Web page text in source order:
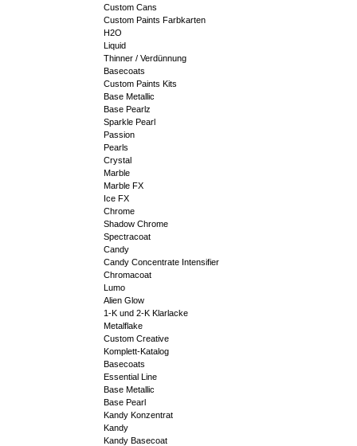
Custom Cans
Custom Paints Farbkarten
H2O
Liquid
Thinner / Verdünnung
Basecoats
Custom Paints Kits
Base Metallic
Base Pearlz
Sparkle Pearl
Passion
Pearls
Crystal
Marble
Marble FX
Ice FX
Chrome
Shadow Chrome
Spectracoat
Candy
Candy Concentrate Intensifier
Chromacoat
Lumo
Alien Glow
1-K und 2-K Klarlacke
Metalflake
Custom Creative
Komplett-Katalog
Basecoats
Essential Line
Base Metallic
Base Pearl
Kandy Konzentrat
Kandy
Kandy Basecoat